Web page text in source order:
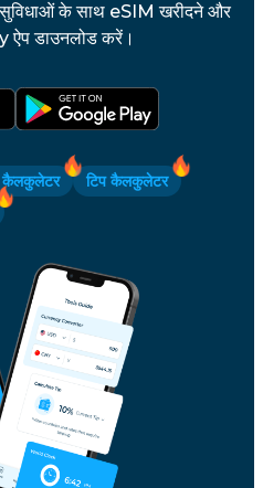
सुविधाओं के साथ eSIM खरीदने और
ऐप डाउनलोड करें।
कैलकुलेटर
टिप कैलकुलेटर